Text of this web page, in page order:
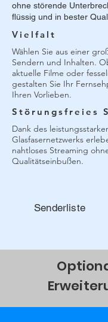
ohne störende
flüssig und in bester
Vielfalt
Wählen Sie aus einer
Sendern und Inhalten.
aktuelle Filme oder
gestalten Sie Ihr
Ihren Vorlieben.
Störungsfreies
Dank des
Glasfasernetzwerks
nahtloses Streaming
Qualitätseinbußen.
Senderliste